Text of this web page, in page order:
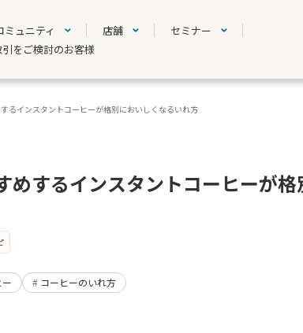
ミュニティ 店舗
セミナー
をご検討のお客様
るインスタントコーヒーが格別においしくなるいれ方
めするインスタントコーヒーが
コーヒーのいれ方